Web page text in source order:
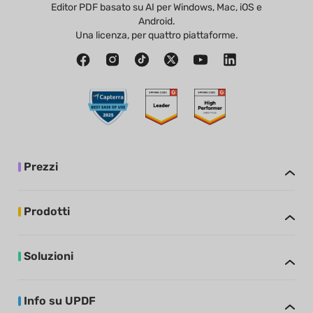
Editor PDF basato su AI per Windows, Mac, iOS e
Android.
Una licenza, per quattro piattaforme.
Prezzi
Prodotti
Soluzioni
Info su UPDF